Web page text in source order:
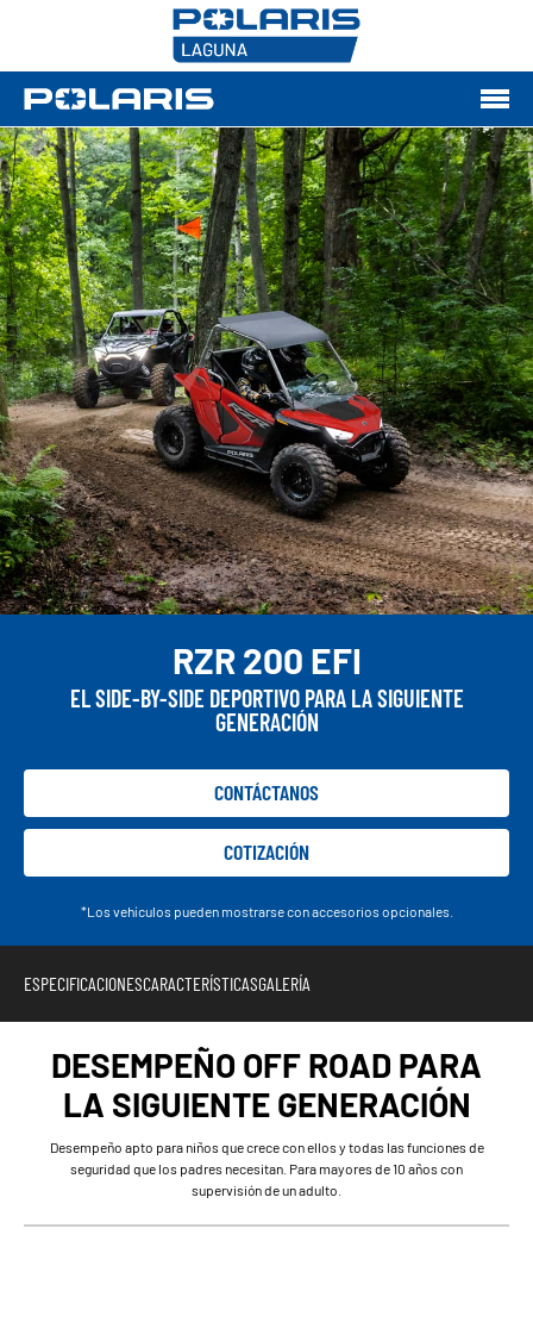
RZR 200 EFI
EL SIDE-BY-SIDE DEPORTIVO PARA LA SIGUIENTE
GENERACIÓN
CONTÁCTANOS
COTIZACIÓN
*Los vehículos pueden mostrarse con accesorios opcionales.
ESPECIFICACIONESCARACTERÍSTICASGALERÍA
DESEMPEÑO OFF ROAD PARA
LA SIGUIENTE GENERACIÓN
Desempeño apto para niños que crece con ellos y todas las funciones de
seguridad que los padres necesitan. Para mayores de 10 años con
supervisión de un adulto.